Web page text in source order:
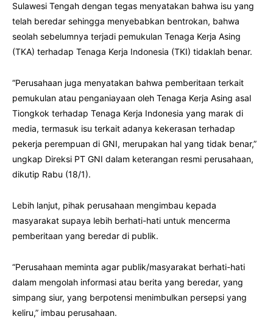
Sulawesi Tengah dengan tegas menyatakan bahwa isu yang
telah beredar sehingga menyebabkan bentrokan, bahwa
seolah sebelumnya terjadi pemukulan Tenaga Kerja Asing
(TKA) terhadap Tenaga Kerja Indonesia (TKI) tidaklah benar.
“Perusahaan juga menyatakan bahwa pemberitaan terkait
pemukulan atau penganiayaan oleh Tenaga Kerja Asing asal
Tiongkok terhadap Tenaga Kerja Indonesia yang marak di
media, termasuk isu terkait adanya kekerasan terhadap
pekerja perempuan di GNI, merupakan hal yang tidak benar,”
ungkap Direksi PT GNI dalam keterangan resmi perusahaan,
dikutip Rabu (18/1).
Lebih lanjut, pihak perusahaan mengimbau kepada
masyarakat supaya lebih berhati-hati untuk mencerma
pemberitaan yang beredar di publik.
“Perusahaan meminta agar publik/masyarakat berhati-hati
dalam mengolah informasi atau berita yang beredar, yang
simpang siur, yang berpotensi menimbulkan persepsi yang
keliru,” imbau perusahaan.